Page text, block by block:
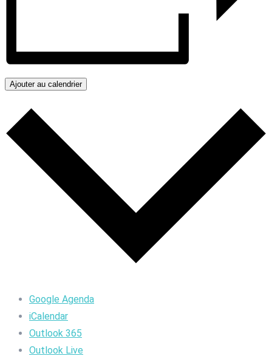
Ajouter au calendrier
Google Agenda
iCalendar
Outlook 365
Outlook Live